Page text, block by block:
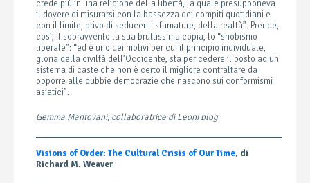
crede più in una religione della libertà, la quale presupponeva
il dovere di misurarsi con la bassezza dei compiti quotidiani e
con il limite, privo di seducenti sfumature, della realtà”. Prende,
così, il sopravvento la sua bruttissima copia, lo “snobismo
liberale”: “ed è uno dei motivi per cui il principio individuale,
gloria della civiltà dell’Occidente, sta per cedere il posto ad un
sistema di caste che non è certo il migliore contraltare da
opporre alle dubbie democrazie che nascono sui conformismi
asiatici”.
Gemma Mantovani, collaboratrice di Leoni blog
Visions of Order: The Cultural Crisis of Our Time, di
Richard M. Weaver